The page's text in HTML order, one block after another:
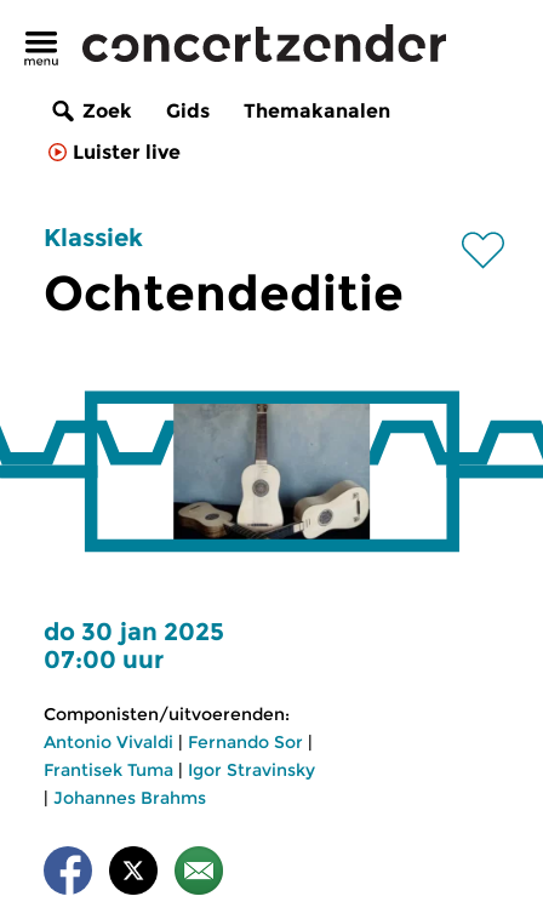
Zoek Gids
Themakanalen
Luister live
Klassiek
Ochtendeditie
do 30 jan 2025
07:00 uur
Componisten/uitvoerenden:
Antonio Vivaldi | Fernando Sor |
Frantisek Tuma | Igor Stravinsky
| Johannes Brahms